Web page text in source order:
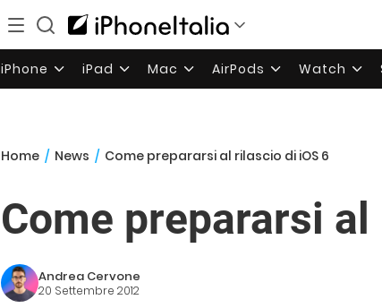
iPhone iPad Mac AirPods Watch
Home / News / Come prepararsi al rilascio di iOS 6
Come prepararsi
Andrea Cervone
20 Settembre 2012